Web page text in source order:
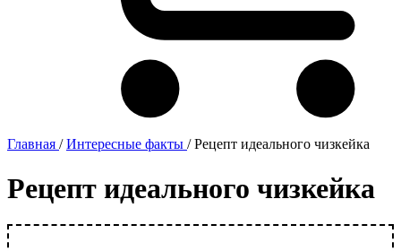
Главная / Интересные факты / Рецепт идеального чизкейка
Рецепт идеального чизкейка